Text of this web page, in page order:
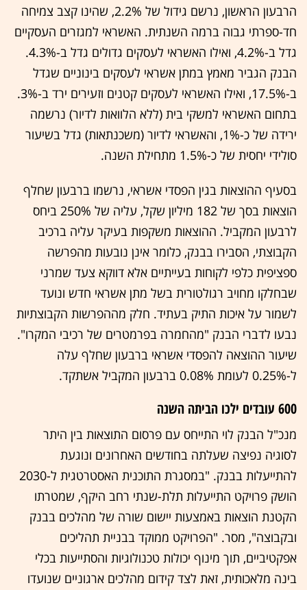
הרבעון הראשון, נרשם גידול של 2.2%, שהינו קצב צמיחה
חד-ספרתי גבוה ברמה השנתית. האשראי למגזרים העסקיים
גדל ב-4.2%, ואילו האשראי לעסקים גדולים גדל ב-4.3%.
הבנק הגביר מאמץ במתן אשראי לעסקים בינוניים שגדל
ב-17.5%, ואילו האשראי לעסקים קטנים וזעירים ירד ב-3%.
בתחום האשראי למשקי בית (ללא הלוואות לדיור) נרשמה
ירידה של כ-1%, והאשראי לדיור (משכנתאות) גדל בשיעור
סולידי יחסית של כ-1.5% מתחילת השנה.
בסעיף ההוצאות בגין הפסדי אשראי, נרשמו ברבעון שחלף
הוצאות בסך של 182 מיליון שקל, עליה של 250% ביחס
לרבעון המקביל. ההוצאות משקפות בעיקר עליה ברכיב
הקבוצתי, הסבירו בבנק, כלומר אינן נובעות מהפרשה
ספציפית כלפי לקוחות בעייתיים אלא דווקא צעד שמרני
שבחלקו מחויב רגולטורית בשל מתן אשראי חדש ונועד
לשמור על איכות התיק בעתיד. חלק מההפרשות הקבוצתיות
נבעו לדברי הבנק "מהחמרה בפרמטרים של רכיבי המקרו".
שיעור ההוצאה להפסדי אשראי ברבעון שחלף עלה
ל-0.25% לעומת 0.08% ברבעון המקביל אשתקד.
600 עובדים ילכו הביתה השנה
מנכ"ל הבנק לוי התייחס עם פרסום התוצאות בין היתר
לסוגיה נפיצה שעלתה בחודשים האחרונים ונוגעת
להתייעלות בבנק. "במסגרת התוכנית האסטרטגית ל-2030
הושק פרויקט התייעלות תלת-שנתי רחב היקף, שמטרתו
הקטנת הוצאות באמצעות יישום שורה של מהלכים בבנק
ובקבוצה", מסר. "הפרויקט ממוקד בבניית תהליכים
אפקטיביים, תוך מינוף יכולות טכנולוגיות והסתייעות בכלי
בינה מלאכותית, זאת לצד קידום מהלכים ארגוניים שנועדו